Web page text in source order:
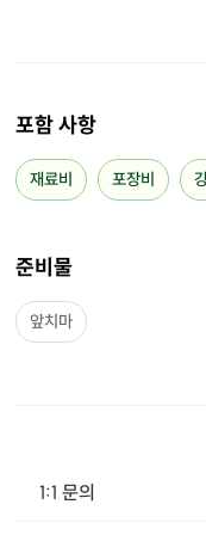
포함 사항
재료비 포장비
준비물
앞치마
1:1 문의